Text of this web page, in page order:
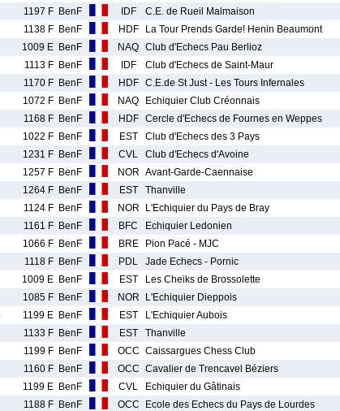
1197 F BenF IDF C.E. de Rueil Malmaison
1138 F BenF HDF La Tour Prends Garde! Henin Beaumont
1009 E BenF NAQ Club d'Echecs Pau Berlioz
1113 F BenF IDF Club d'Echecs de Saint-Maur
1170 F BenF HDF C.E.de St Just - Les Tours Infernales
1072 F BenF NAQ Echiquier Club Créonnais
1168 F BenF HDF Cercle d'Echecs de Fournes en Weppes
1022 F BenF EST Club d'Echecs des 3 Pays
1231 F BenF CVL Club d'Echecs d'Avoine
1257 F BenF NOR Avant-Garde-Caennaise
1264 F BenF EST Thanville
1124 F BenF NOR L'Echiquier du Pays de Bray
1161 F BenF BFC Echiquier Ledonien
1066 F BenF BRE Pion Pacé - MJC
1118 F BenF PDL Jade Echecs - Pornic
1009 E BenF EST Les Cheiks de Brossolette
1085 F BenF NOR L'Echiquier Dieppois
1199 E BenF EST L'Echiquier Aubois
1133 F BenF EST Thanville
1199 F BenF OCC Caissargues Chess Club
1160 F BenF OCC Cavalier de Trencavel Béziers
1199 E BenF CVL Echiquier du Gâtinais
1188 F BenF OCC Ecole des Echecs du Pays de Lourdes